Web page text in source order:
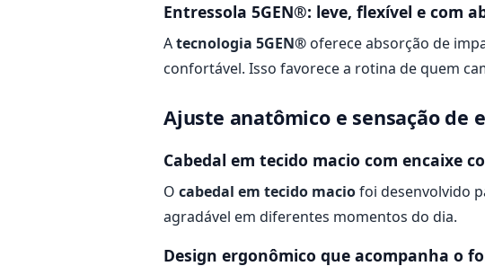
Entressola 5GEN®: leve, flexível e com
Atecnologia 5GEN® oferece absorção de
confortável. Isso favorece a rotina de quem
Ajuste anatômico e sensação de
Cabedal em tecido macio com encaixe
O cabedal em tecido maciofoi desenvolvido
agradável em diferentes momentos do dia.
Design ergonômico que acompanha o